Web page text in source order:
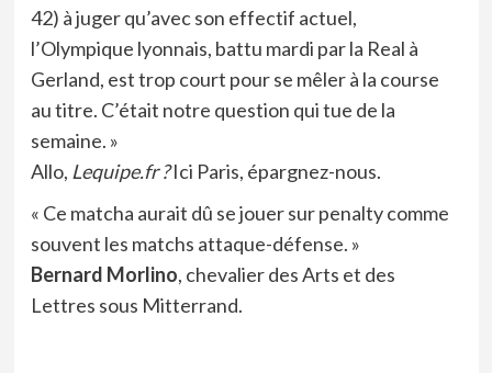
42) à juger qu’avec son effectif actuel,
l’Olympique lyonnais, battu mardi par la Real à
Gerland, est trop court pour se mêler à la course
au titre. C’était notre question qui tue de la
semaine. »
Allo, Lequipe.fr ?Ici Paris, épargnez-nous.
« Ce matcha aurait dû se jouer sur penalty comme
souvent les matchs attaque-défense. »
Bernard Morlino, chevalier des Arts et des
Lettres sous Mitterrand.